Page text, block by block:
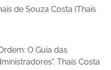
de Souza Costa (Thaís
O Guia das
Thaís Costa